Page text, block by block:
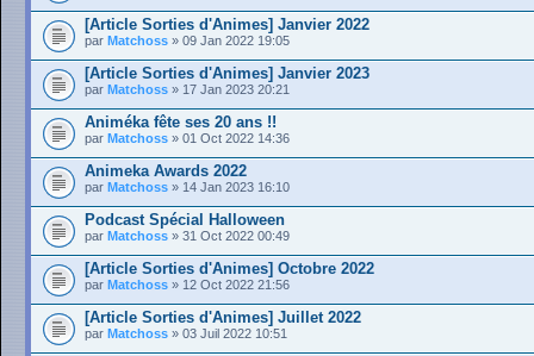
[Article Sorties d'Animes] Janvier 2022
par Matchoss » 09 Jan 2022 19:05
[Article Sorties d'Animes] Janvier 2023
par Matchoss » 17 Jan 2023 20:21
Animéka fête ses 20 ans !!
par Matchoss » 01 Oct 2022 14:36
Animeka Awards 2022
par Matchoss » 14 Jan 2023 16:10
Podcast Spécial Halloween
par Matchoss » 31 Oct 2022 00:49
[Article Sorties d'Animes] Octobre 2022
par Matchoss » 12 Oct 2022 21:56
[Article Sorties d'Animes] Juillet 2022
par Matchoss » 03 Juil 2022 10:51